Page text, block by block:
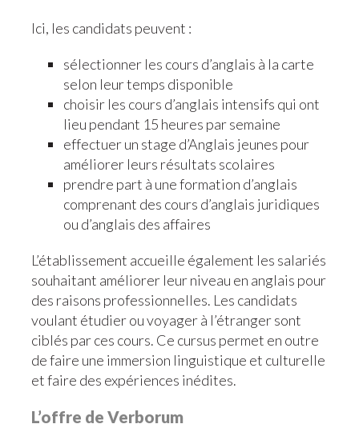
Ici, les candidats peuvent :
sélectionner les cours d’anglais à la carte
selon leur temps disponible
choisir les cours d’anglais intensifs qui ont
lieu pendant 15 heures par semaine
effectuer un stage d’Anglais jeunes pour
améliorer leurs résultats scolaires
prendre part à une formation d’anglais
comprenant des cours d’anglais juridiques
ou d’anglais des affaires
L’établissement accueille également les salariés
souhaitant améliorer leur niveau en anglais pour
des raisons professionnelles. Les candidats
voulant étudier ou voyager à l’étranger sont
ciblés par ces cours. Ce cursus permet en outre
de faire une immersion linguistique et culturelle
et faire des expériences inédites.
L’offre de Verborum